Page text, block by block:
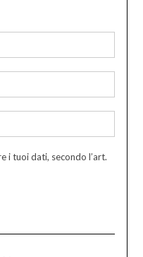
i tuoi dati, secondo l’art.